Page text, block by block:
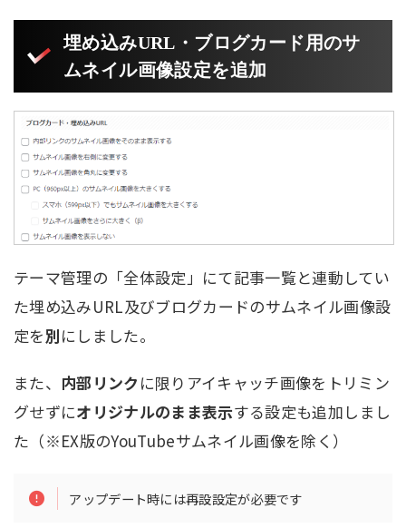
埋め込みURL・ブログカード用のサ
ムネイル画像設定を追加
テーマ管理の「全体設定」にて記事一覧と連動してい
た埋め込みURL及びブログカードのサムネイル画像設
定を別にしました。
また、 内部リンク に限りアイキャッチ画像をトリミン
グせずにオリジナルのまま表示する設定も追加しまし
た（※EX版のYouTubeサムネイル画像を除く）
アップデート時には再設設定が必要です